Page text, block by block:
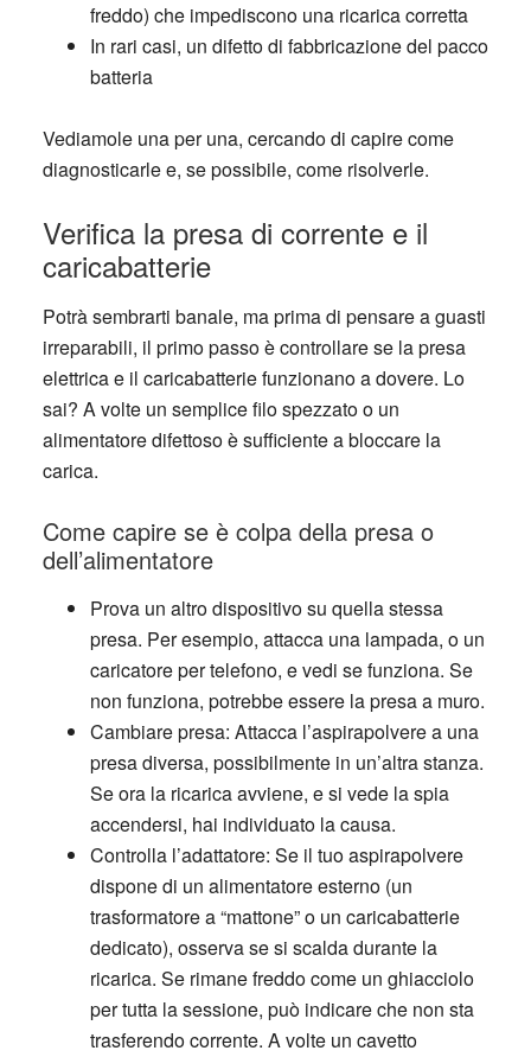
freddo) che impediscono una ricarica corretta
In rari casi, un difetto di fabbricazione del pacco
batteria
Vediamole una per una, cercando di capirecome
diagnosticarlee, se possibile, come risolverle.
Verifica la presa di corrente e il
caricabatterie
Potrà sembrarti banale, ma prima di pensare a guasti
irreparabili, il primo passo è controllare se la presa
elettrica e il caricabatterie funzionano a dovere. Lo
sai? A volte un semplice filo spezzato o un
alimentatore difettoso è sufficiente a bloccare la
carica.
Come capire se è colpa della presa o
dell’alimentatore
Prova un altro dispositivosu quella stessa
presa. Per esempio, attacca una lampada, o un
caricatore per telefono, e vedi se funziona. Se
non funziona, potrebbe essere la presa a muro.
Cambiare presa: Attacca l’aspirapolvere a una
presa diversa, possibilmente in un’altra stanza.
Se ora la ricarica avviene, e si vede la spia
accendersi, hai individuato la causa.
Controlla l’adattatore: Se il tuo aspirapolvere
dispone di un alimentatore esterno (un
trasformatore a “mattone” o un caricabatterie
dedicato), osserva se si scalda durante la
ricarica. Se rimane freddo come un ghiacciolo
per tutta la sessione, può indicare che non sta
trasferendo corrente. A volte un cavetto